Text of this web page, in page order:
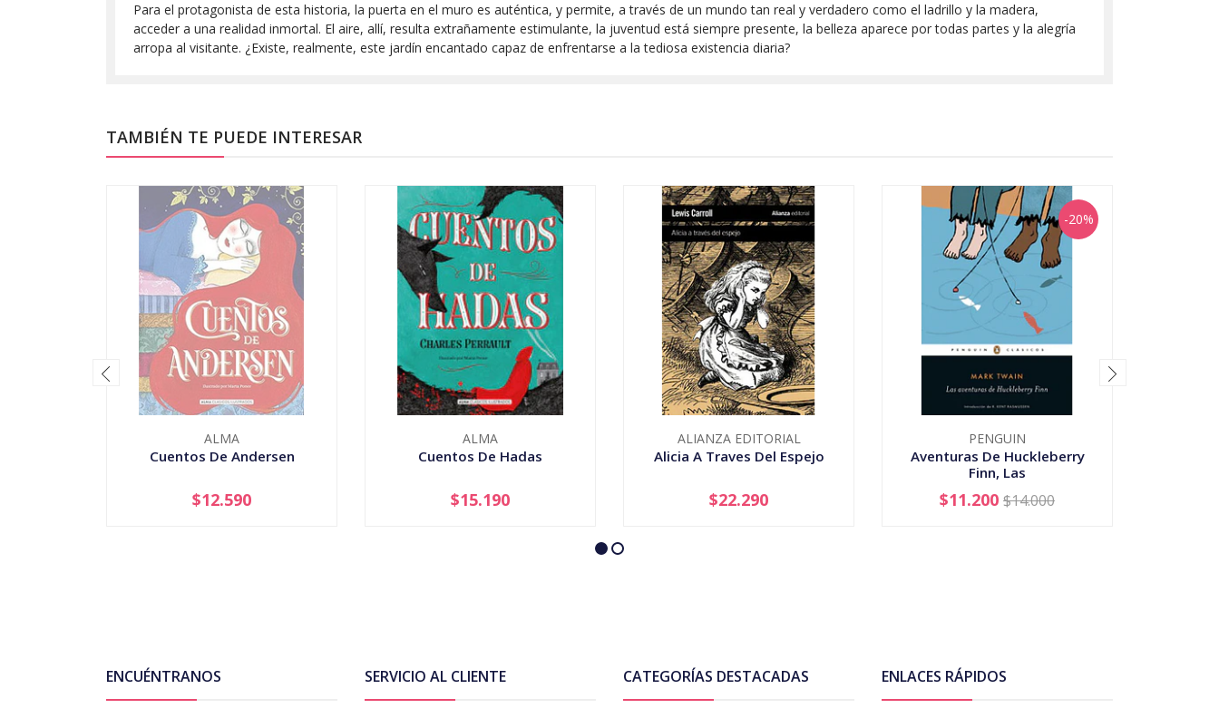
Para el protagonista de esta historia, la puerta en el muro es auténtica, y permite, a través de un mundo tan real y verdadero como el ladrillo y la madera,
acceder a una realidad inmortal. El aire, allí, resulta extrañamente estimulante, la juventud está siempre presente, la belleza aparece por todas partes y la alegría
arropa al visitante. ¿Existe, realmente, este jardín encantado capaz de enfrentarse a la tediosa existencia diaria?
TAMBIÉN TE PUEDE INTERESAR
ALMA
Cuentos De Andersen
AGOTADO
$12.590
ALMA
Cuentos De Hadas
+
$15.190
ALIANZA EDITORIAL
Alicia A Traves Del Espejo
+
$22.290
-20%
PENGUIN
Aventuras De Huckleberry
Finn, Las
+
$11.200 $14.000
ENCUÉNTRANOS SERVICIO AL CLIENTE CATEGORÍAS DESTACADAS ENLACES RÁPIDOS